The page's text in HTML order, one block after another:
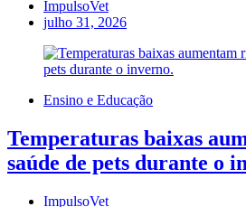
ImpulsoVet
julho 31, 2026
Ensino e Educação
Temperaturas baixas
saúde de pets durante o
ImpulsoVet